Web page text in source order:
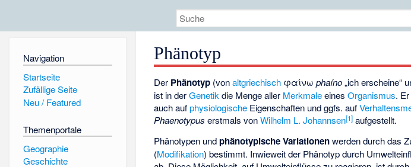
Navigation
Startseite
Zufällige Seite
Neu / Featured
Themenportale
Geographie
Geschichte
Phänotyp
Der Phänotyp (vonaltgriechisch φαίνω phaíno„ich erscheine“
ist in derGenetikdie Menge aller MerkmaleeinesOrganismus.
auch aufphysiologische Eigenschaften und ggfs. auf
Phaenotypus erstmals vonWilhelm L. Johannsen[1] aufgestellt.
Phänotypen undphänotypische Variationenwerden durch das
(Modifikation) bestimmt. Inwieweit der Phänotyp durch